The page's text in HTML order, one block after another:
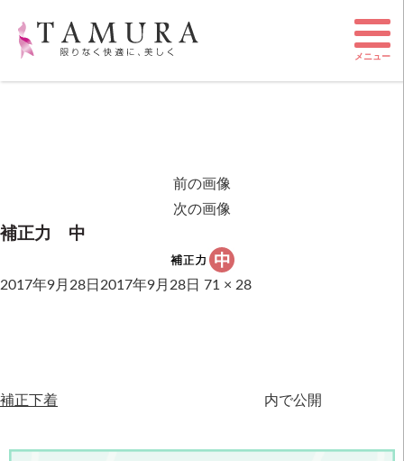
前の画像
次の画像
補正力 中
2017年9月28日 2017年9月28日 71 × 28
補正下着 内で公開
メニュー